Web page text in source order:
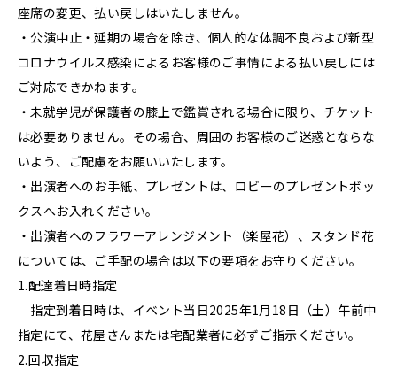
座席の変更、払い戻しはいたしません。
・公演中止・延期の場合を除き、個人的な体調不良および新型
コロナウイルス感染によるお客様のご事情による払い戻しには
ご対応できかねます。
・未就学児が保護者の膝上で鑑賞される場合に限り、チケット
は必要ありません。その場合、周囲のお客様のご迷惑とならな
いよう、ご配慮をお願いいたします。
・出演者へのお手紙、プレゼントは、ロビーのプレゼントボッ
クスへお入れください。
・出演者へのフラワーアレンジメント（楽屋花）、スタンド花
については、ご手配の場合は以下の要項をお守りください。
1.配達着日時指定
指定到着日時は、イベント当日2025年1月18日（土）午前中
指定にて、花屋さんまたは宅配業者に必ずご指示ください。
2.回収指定